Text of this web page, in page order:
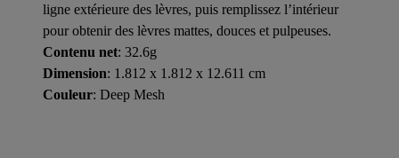
ligne extérieure des lèvres, puis remplissez l’intérieur
pour obtenir des lèvres mattes, douces et pulpeuses.
Contenu net: 32.6g
Dimension: 1.812 x 1.812 x 12.611 cm
Couleur: Deep Mesh